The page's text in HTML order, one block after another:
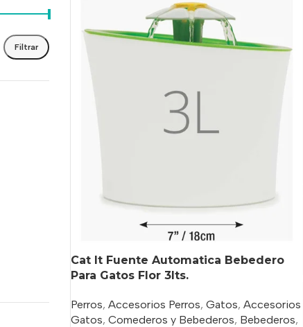
Filtrar
Cat It Fuente Automatica Bebedero
Para Gatos Flor 3lts.
Perros, Accesorios Perros, Gatos, Accesorios
Gatos, Comederos y Bebederos, Bebederos,